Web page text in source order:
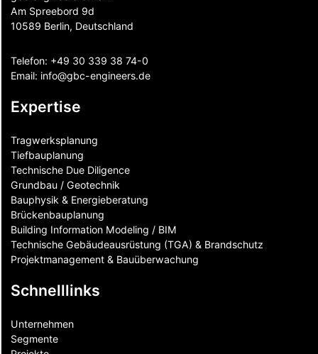
Am Spreebord 9d
10589 Berlin, Deutschland
Telefon: +49 30 339 38 74-0
Email: info@gbc-engineers.de
Expertise
Tragwerksplanung
Tiefbauplanung
Technische Due Diligence
Grundbau / Geotechnik
Bauphysik & Energieberatung
Brückenbauplanung
Building Information Modeling / BIM
Technische Gebäudeausrüstung (TGA) & Brandschutz
Projektmanagement & Bauüberwachung
Schnelllinks
Unternehmen
Segmente